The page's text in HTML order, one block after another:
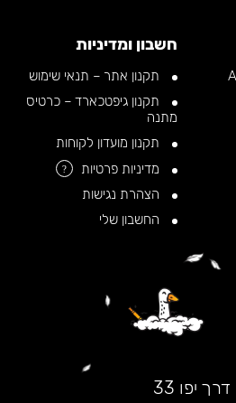
חשבון ומדיניות
תקנון אתר – תנאי שימוש
תקנון גיפטכארד – כרטיס
מתנה
תקנון מועדון לקוחות
מדיניות פרטיות
?
הצהרת נגישות
החשבון שלי
דרך יפו 33